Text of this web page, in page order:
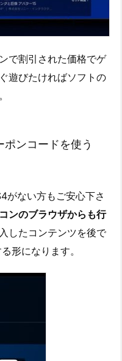
で割引された価格でゲ
遊びたければソフトの
ンコードを使う
がない方もご安心下さ
ンのブラウザからも行
したコンテンツを後で
形になります。